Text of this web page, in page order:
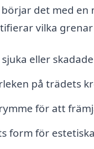
börjar det med
vilka
eller
på trädets
för att
form för